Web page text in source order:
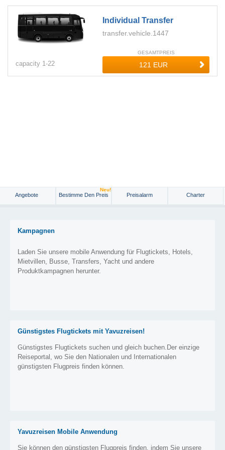
Individual Transfer
transfer.vehicle.1447
capacity 1-22
GESAMTPREIS
Angebote Bestimme Den Preis
Neu!
Preisalarm Charter
Kampagnen
Laden Sie unsere mobile Anwendung für Flugtickets, Hotels,
Mietvillen, Busse, Transfers, Yacht und andere
Produktkampagnen herunter.
Günstigstes Flugtickets mit Yavuzreisen!
Günstigstes Flugtickets suchen und gleich buchen.Der einzige
Reiseportal, wo Sie den Nationalen und Internationalen
günstigsten Flugpreis finden können.
Yavuzreisen Mobile Anwendung
Sie können den günstigsten Flugpreis finden, indem Sie unsere